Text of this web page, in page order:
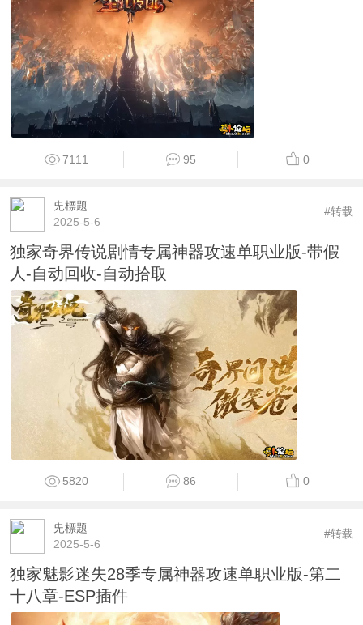
7111 95 0
兂標題
2025-5-6
#转载
独家奇界传说剧情专属神器攻速单职业版-带假
人-自动回收-自动拾取
5820 86 0
兂標題
2025-5-6
#转载
独家魅影迷失28季专属神器攻速单职业版-第二
十八章-ESP插件